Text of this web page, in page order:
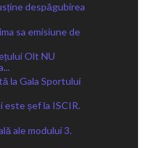
despăgubirea
sa emisiune de
Olt NU
la Gala Sportului
este șef la ISCIR.
ale modului 3.